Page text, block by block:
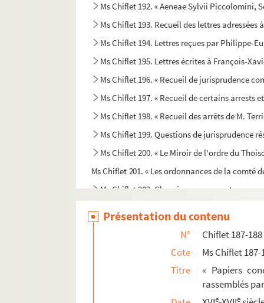
Ms Chiflet 192. « Aeneae Sylvii Piccolomini,
Ms Chiflet 193. Recueil des lettres
Ms Chiflet 194. Lettres reçues par Philippe-
Ms Chiflet 195. Lettres écrites à François-
Ms Chiflet 196. « Recueil de jurisprudence
Ms Chiflet 197. « Recueil de certains
Ms Chiflet 198. « Recueil des arrêts de M.
Ms Chiflet 199. Questions de jurisprudence
Ms Chiflet 200. « Le Miroir de l'ordre du
Ms Chiflet 201. « Les ordonnances de la
Ms Chiflet 202. Chroniques en vers et en
Ms Chiflet 207. Pièces diverses
Ms Chiflet 208. « Catalogue des livres de M.
Présentation du contenu
N°
Chiflet 187-188
Cote
Ms Chiflet 187-
Titre
« Papiers
rassemblés
e e